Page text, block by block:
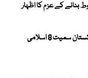
بنانے کے عزم کا اظہار
غزہ میں اسرائیلی کارروائیوں پر پاکستان سمیت 8 اسلامی